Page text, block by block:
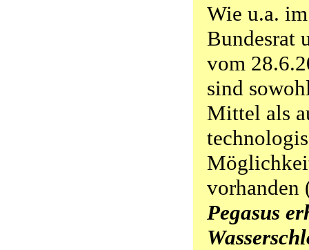
Wie u.a.
Bundesrat
vom
sind
Mittel als
Pegasus